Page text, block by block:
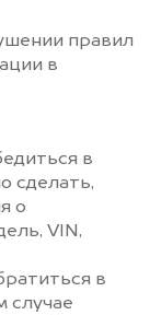
правил
в
в
сделать,
о
VIN,
в
случае